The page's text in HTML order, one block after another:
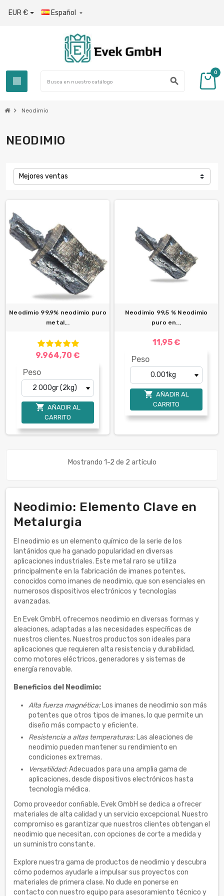
EUR € Español 
view_headline search
0
chevron_right Neodimio
NEODIMIO
Mejores ventas
Neodimio 99,9% neodimio puro
metal...
9.964,70 €
Peso
 AÑADIR AL
CARRITO
Neodimio 99,5 % Neodimio
puro en...
11,95 €
Peso
 AÑADIR AL
CARRITO
Mostrando 1-2 de 2 artículo
Neodimio: Elemento Clave en
Metalurgia
El neodimio es un elemento químico de la serie de los
lantánidos que ha ganado popularidad en diversas
aplicaciones industriales. Este metal raro se utiliza
principalmente en la fabricación de imanes potentes,
conocidos como imanes de neodimio, que son esenciales en
numerosos dispositivos electrónicos y tecnologías
avanzadas.
En Evek GmbH, ofrecemos neodimio en diversas formas y
aleaciones, adaptadas a las necesidades específicas de
nuestros clientes. Nuestros productos son ideales para
aplicaciones que requieren alta resistencia y durabilidad,
como motores eléctricos, generadores y sistemas de
energía renovable.
Beneficios del Neodimio:
Alta fuerza magnética: Los imanes de neodimio son más
potentes que otros tipos de imanes, lo que permite un
diseño más compacto y eficiente.
Resistencia a altas temperaturas: Las aleaciones de
neodimio pueden mantener su rendimiento en
condiciones extremas.
Versatilidad:Adecuados para una amplia gama de
aplicaciones, desde dispositivos electrónicos hasta
tecnología médica.
Como proveedor confiable, Evek GmbH se dedica a ofrecer
materiales de alta calidad y un servicio excepcional. Nuestro
compromiso es garantizar que nuestros clientes obtengan el
neodimio que necesitan, con opciones de corte a medida y
un suministro constante.
Explore nuestra gama de productos de neodimio y descubra
cómo podemos ayudarle a impulsar sus proyectos con
materiales de primera clase. No dude en ponerse en
contacto con nuestro equipo para asesoramiento técnico y